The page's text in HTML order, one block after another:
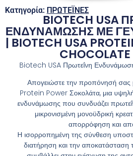
Κατηγορία: ΠΡΩΤΕΪΝΕΣ
BIOTECH USA
ΕΝΔΥΝΑΜΩΣΗΣ ΜΕ
| BIOTECH USA
Biotech USA Πρωτεΐνη
Απογειώστε την προπόνησή
Protein Power Σοκολάτα, μια
ενδυνάμωσης που συνδυάζει
μικρονισμένη μονοϋδρική
απορρόφηση και
Η ισορροπημένη της σύνθεση
διατήρηση και την αποκατάσταση